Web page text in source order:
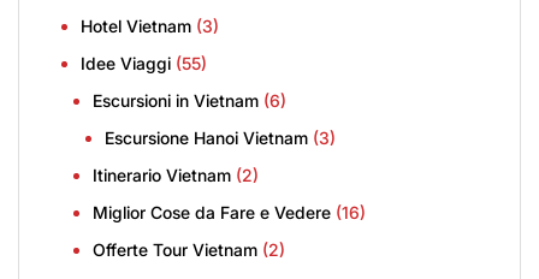
Hotel Vietnam (3)
Idee Viaggi (55)
Escursioni in Vietnam (6)
Escursione Hanoi Vietnam (3)
Itinerario Vietnam (2)
Miglior Cose da Fare e Vedere (16)
Offerte Tour Vietnam (2)